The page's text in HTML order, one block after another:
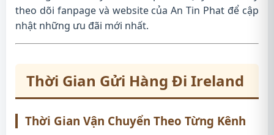
theo dõi fanpage và website của An Tin Phat để cập
nhật những ưu đãi mới nhất.
Thời Gian Gửi Hàng Đi Ireland
Thời Gian Vận Chuyển Theo Từng Kênh